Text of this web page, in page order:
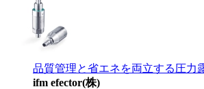
品質管理と省エネを両立する圧
ifm efector(株)